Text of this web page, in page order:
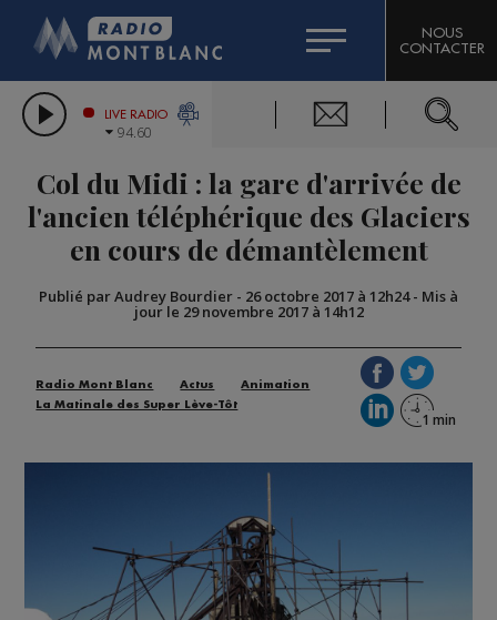
LES CHRONIQUES DE L'EXPERT
CITIZEN MACHINERY
GRAND MASSIF DOMAINES SKIABLES
BIGARD
COMPAGNIE DU MONT-BLANC
NOUS
CONTACTER
LIVE RADIO
94.60
Col du Midi : la gare d'arrivée de
l'ancien téléphérique des Glaciers
en cours de démantèlement
Publié par Audrey Bourdier - 26 octobre 2017 à 12h24- Mis à
jour le 29 novembre 2017 à 14h12
Radio Mont Blanc Actus
Animation
La Matinale des Super Lève-Tôt